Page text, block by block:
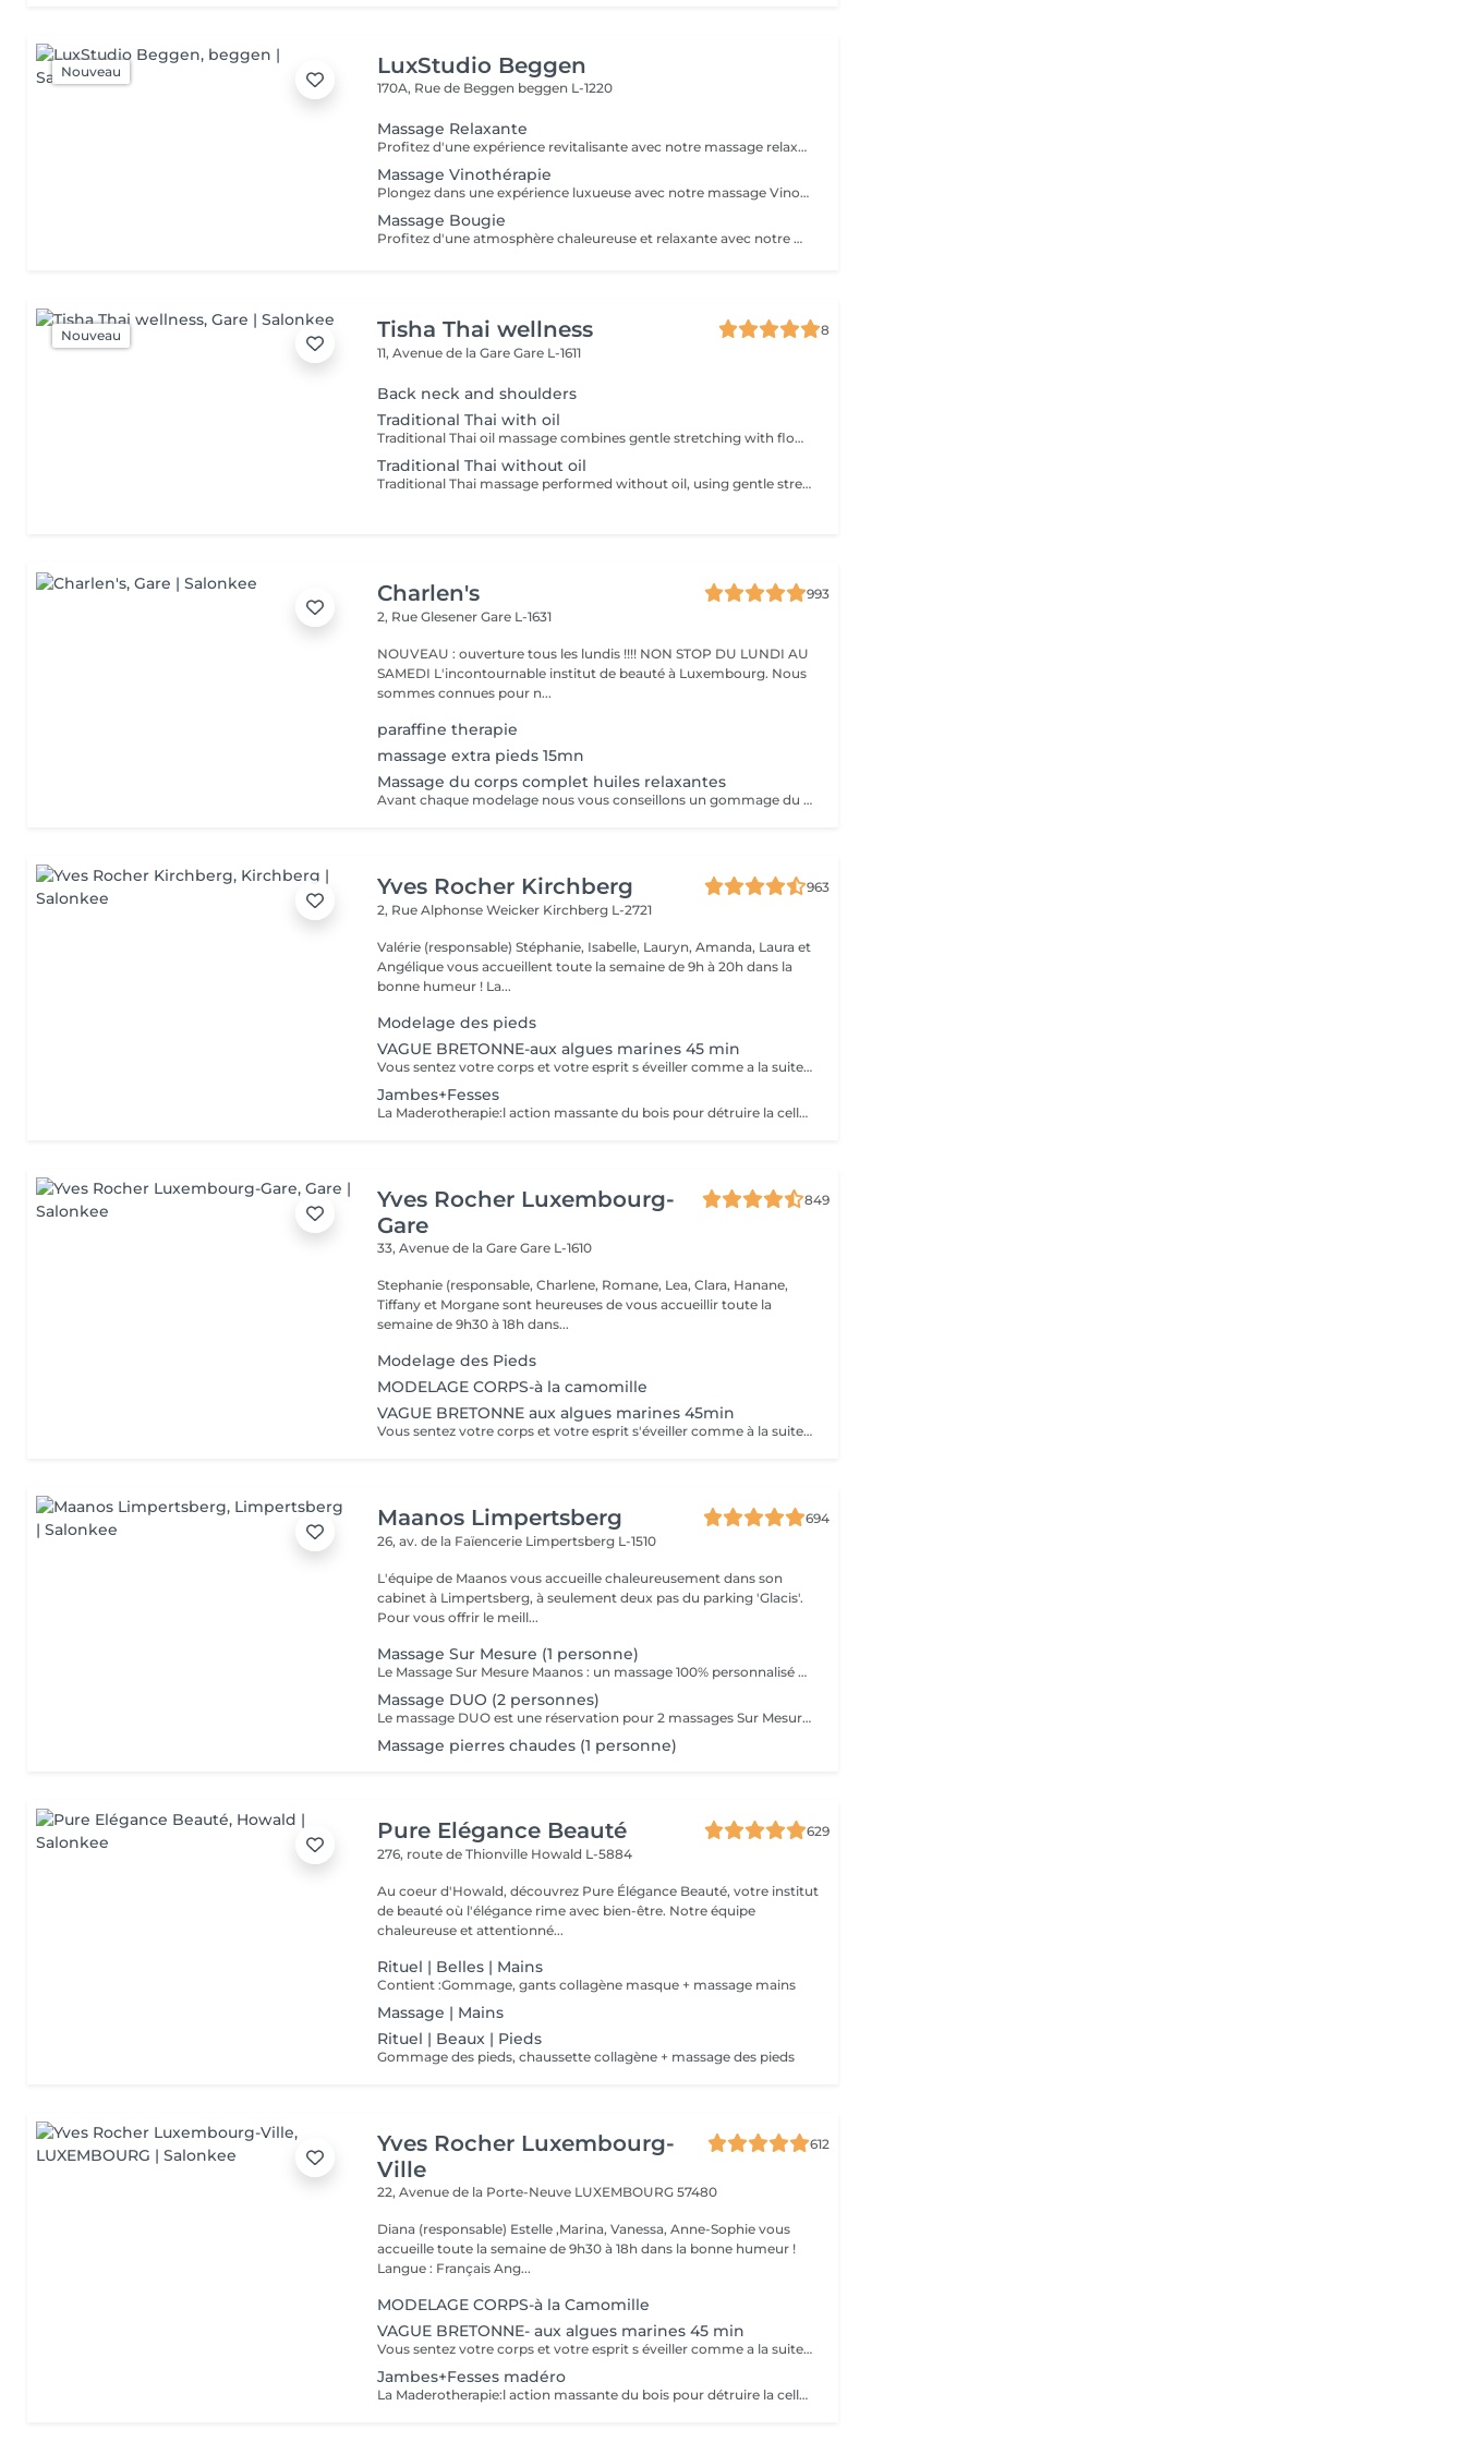
Nouveau LuxStudio Beggen
170A, Rue de Beggen beggen L-1220
Massage Relaxante
Profitez d'une expérience revitalisante avec notre massage relaxant de 40, 60 ou 90 minutes. Nos esthéticiennes utiliseront des techniques douces pour soulager les tensions musculaires, procurant une sensation de tranquillité. Le temps de préparation et d'installation de la cliente est inclus dans la période choisie, garantissant que chaque minute soit consacrée à votre bien-être. Profitez de ce moment pour rajeunir corps et esprit.
Massage Vinothérapie
Plongez dans une expérience luxueuse avec notre massage Vinothérapie de 40, 60 ou 90 minutes. Nos Esthetcienne experts utiliseront des techniques spécifiques, combinant les bienfaits du raisin pour apaiser vos muscles et offrir une sensation de détente profonde. Le temps de préparation et d'installation de la cliente est inclus dans la durée sélectionnée, garantissant une expérience dédiée à votre bien-être. Laissez-vous emporter par ce moment de délice, revitalisant à la fois votre corps et votre esprit.
Massage Bougie
Profitez d'une atmosphère chaleureuse et relaxante avec notre massage aux bougies de 40, 60 ou 90 minutes. Nos esthéticiennes spécialisées intègrent des bougies parfumées pour créer une ambiance paisible tout en appliquant des techniques douces visant à soulager les tensions musculaires. Le temps de préparation et d'installation de la cliente est inclus dans la période choisie, garantissant que chaque minute soit dédiée à votre bien-être. Offrez-vous une expérience de rajeunissement du corps et de l'esprit dans ce cadre serein.
Nouveau Tisha Thai wellness
8
11, Avenue de la GareGare L-1611
Back neck and shoulders
Traditional Thai with oil
Traditional Thai oil massage combines gentle stretching with flowing massage techniques using warm oil to ease muscle tension, improve circulation, and promote deep relaxation.
Traditional Thai without oil
Traditional Thai massage performed without oil, using gentle stretching and acupressure techniques to relieve muscle tension, improve flexibility, and promote deep relaxation.
Charlen's
993
2, Rue GlesenerGare L-1631
NOUVEAU : ouverture tous les lundis !!!! NON STOP DU LUNDI AU
SAMEDI L'incontournable institut de beauté à Luxembourg. Nous
sommes connues pour n...
paraffine therapie
massage extra pieds 15mn
Massage du corps complet huiles relaxantes
Avant chaque modelage nous vous conseillons un gommage du corps peau de velours qui rendra votre peau toute douce. Le modelage est réalise par des personnes diplômées
Yves Rocher Kirchberg
963
2, Rue Alphonse Weicker Kirchberg L-2721
Valérie (responsable) Stéphanie, Isabelle, Lauryn, Amanda, Laura et
Angélique vous accueillent toute la semaine de 9h à 20h dans la
bonne humeur ! La...
Modelage des pieds
VAGUE BRETONNE-aux algues marines 45 min
Vous sentez votre corps et votre esprit s éveiller comme a la suite d un bain dans l OCEAN. Vous vous tonicité et leur confort. sentez légère et revitalisée. Vos jambes retrouvent leur tonicité et leur confort
Jambes+Fesses
La Maderotherapie:l action massante du bois pour détruire la cellulite. *Active la circulation sanguine et lymphatique *Réduit les tensions musculaires. *Raffermie et tonifie la peau.
Yves Rocher Luxembourg-
Gare
849
33, Avenue de la GareGare L-1610
Stephanie (responsable, Charlene, Romane, Lea, Clara, Hanane,
Tiffany et Morgane sont heureuses de vous accueillir toute la
semaine de 9h30 à 18h dans...
Modelage des Pieds
MODELAGE CORPS-à la camomille
VAGUE BRETONNE aux algues marines 45min
Vous sentez votre corps et votre esprit s'éveiller comme à la suite d'un bain dans l'OCEAN. Vous vous sentez légère et revitalisée. Vos jambes retrouvent leur tonicité et leur confort.
Maanos Limpertsberg
694
26, av. de la Faïencerie Limpertsberg L-1510
L'équipe de Maanos vous accueille chaleureusement dans son
cabinet à Limpertsberg, à seulement deux pas du parking 'Glacis'.
Pour vous offrir le meill...
Massage Sur Mesure (1 personne)
Le Massage Sur Mesure Maanos : un massage 100% personnalisé en fonction de vos besoins et de vos envies !
Massage DUO (2 personnes)
Le massage DUO est une réservation pour 2 massages Sur Mesure, en même temps dans la même cabine. Les 2 personnes pourront personnaliser leurs massages en fonction de leurs envies. Possibilité de demander 2 cabines séparées en arrivant sur place.
Massage pierres chaudes (1 personne)
Pure Elégance Beauté
629
276, route de Thionville Howald L-5884
Au coeur d'Howald, découvrez Pure Élégance Beauté, votre institut
de beauté où l'élégance rime avec bien-être. Notre équipe
chaleureuse et attentionné...
Rituel | Belles | Mains
Contient :Gommage, gants collagène masque + massage mains
Massage | Mains
Rituel | Beaux | Pieds
Gommage des pieds, chaussette collagène + massage des pieds
Yves Rocher Luxembourg-
Ville
612
22, Avenue de la Porte-Neuve LUXEMBOURG 57480
Diana (responsable) Estelle ,Marina, Vanessa, Anne-Sophie vous
accueille toute la semaine de 9h30 à 18h dans la bonne humeur !
Langue : Français Ang...
MODELAGE CORPS-à la Camomille
VAGUE BRETONNE- aux algues marines 45 min
Vous sentez votre corps et votre esprit s éveiller comme a la suite d un bain dans l OCEAN. Vous vous tonicité et leur confort. sentez légère et revitalisée. Vos jambes retrouvent leur tonicité et leur confort
Jambes+Fesses madéro
La Maderotherapie:l action massante du bois pour détruire la cellulite. *Active la circulation sanguine et lymphatique *Réduit les tensions musculaires. *Raffermie et tonifie la peau.